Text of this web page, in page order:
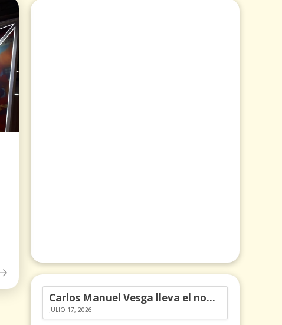
Carlos Manuel Vesga lleva el nombre de Colombia a los Emmy
JULIO 17, 2026